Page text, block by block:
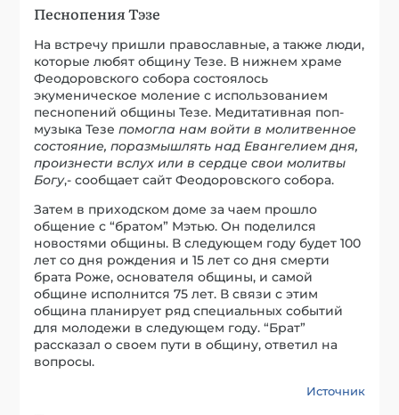
Песнопения Тэзе
На встречу пришли православные, а также люди,
которые любят общину Тезе. В нижнем храме
Феодоровского собора состоялось
экуменическое моление с использованием
песнопений общины Тезе. Медитативная поп-
музыка Тезепомогла нам войти в молитвенное
состояние, поразмышлять над Евангелием дня,
произнести вслух или в сердце свои молитвы
Богу,- сообщает сайт Феодоровского собора.
Затем в приходском доме за чаем прошло
общение с “братом” Мэтью. Он поделился
новостями общины. В следующем году будет 100
лет со дня рождения и 15 лет со дня смерти
брата Роже, основателя общины, и самой
общине исполнится 75 лет. В связи с этим
община планирует ряд специальных событий
для молодежи в следующем году. “Брат”
рассказал о своем пути в общину, ответил на
вопросы.
Источник